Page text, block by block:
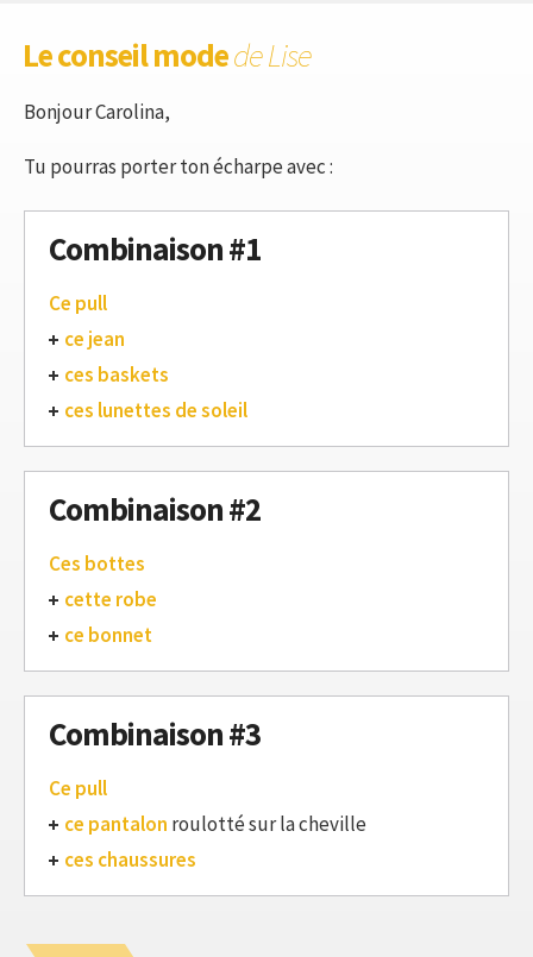
Le conseil modede Lise
Bonjour Carolina,
Tu pourras porter ton écharpe avec :
Combinaison #1
Ce pull
ce jean
ces baskets
ces lunettes de soleil
Combinaison #2
Ces bottes
cette robe
ce bonnet
Combinaison #3
Ce pull
ce pantalon roulotté sur la cheville
ces chaussures